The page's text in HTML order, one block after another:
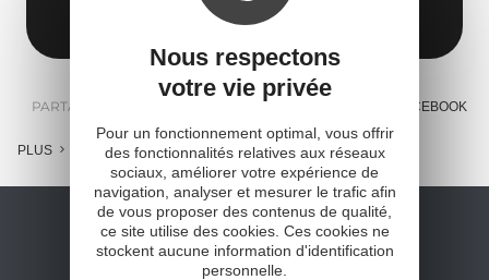
Obtenir l'itinéraire
PARTAGER : FACEBOOK
PLUS
Nous respectons
votre vie privée
Pour un fonctionnement optimal, vous offrir
des fonctionnalités relatives aux réseaux
sociaux, améliorer votre expérience de
navigation, analyser et mesurer le trafic afin
de vous proposer des contenus de qualité,
ce site utilise des cookies. Ces cookies ne
stockent aucune information d'identification
personnelle.